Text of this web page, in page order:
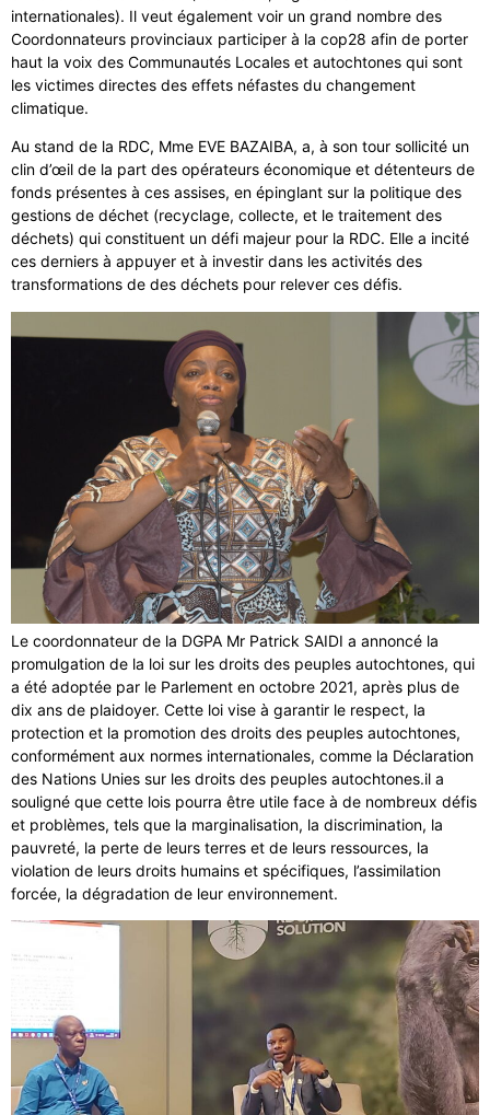
internationales). Il veut également voir un grand nombre des
Coordonnateurs provinciaux participer à la cop28 afin de porter
haut la voix des Communautés Locales et autochtones qui sont
les victimes directes des effets néfastes du changement
climatique.
Au stand de la RDC, Mme EVE BAZAIBA, a, à son tour sollicité un
clin d’œil de la part des opérateurs économique et détenteurs de
fonds présentes à ces assises, en épinglant sur la politique des
gestions de déchet (recyclage, collecte, et le traitement des
déchets) qui constituent un défi majeur pour la RDC. Elle a incité
ces derniers à appuyer et à investir dans les activités des
transformations de des déchets pour relever ces défis.
Le coordonnateur de la DGPA Mr Patrick SAIDI a annoncé la
promulgation de la loi sur les droits des peuples autochtones, qui
a été adoptée par le Parlement en octobre 2021, après plus de
dix ans de plaidoyer. Cette loi vise à garantir le respect, la
protection et la promotion des droits des peuples autochtones,
conformément aux normes internationales, comme la Déclaration
des Nations Unies sur les droits des peuples autochtones.il a
souligné que cette lois pourra être utile face à de nombreux défis
et problèmes, tels que la marginalisation, la discrimination, la
pauvreté, la perte de leurs terres et de leurs ressources, la
violation de leurs droits humains et spécifiques, l’assimilation
forcée, la dégradation de leur environnement.